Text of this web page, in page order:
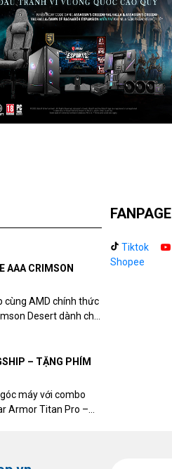
AAA CRIMSON
cùng AMD chính thức
Desert dành cho
– TẶNG PHÍM
máy với combo
Armor Titan Pro –
FANPAGE
Tiktok
Shopee